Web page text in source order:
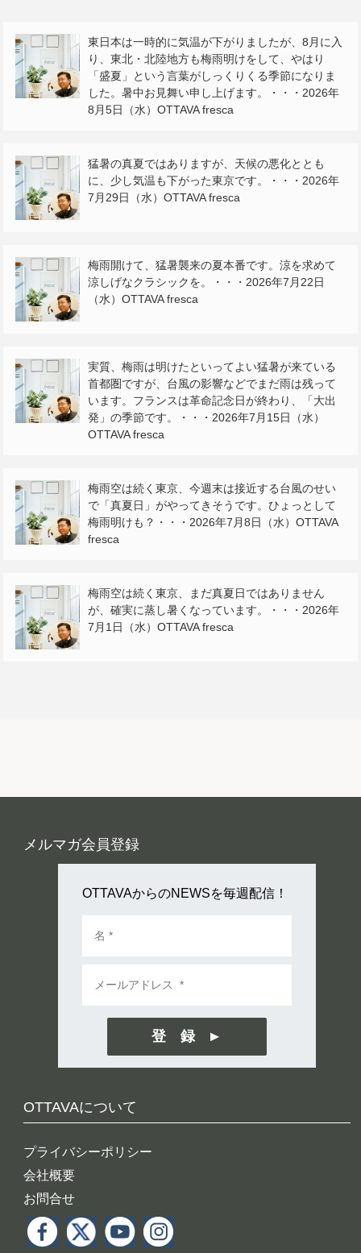
東日本は一時的に気温が下がりましたが、8月に入
り、東北・北陸地方も梅雨明けをして、やはり
「盛夏」という言葉がしっくりくる季節になりま
した。暑中お見舞い申し上げます。・・・2026年
8月5日（水）OTTAVA fresca
猛暑の真夏ではありますが、天候の悪化ととも
に、少し気温も下がった東京です。・・・2026年
7月29日（水）OTTAVA fresca
梅雨開けて、猛暑襲来の夏本番です。涼を求めて
涼しげなクラシックを。・・・2026年7月22日
（水）OTTAVA fresca
実質、梅雨は明けたといってよい猛暑が来ている
首都圏ですが、台風の影響などでまだ雨は残って
います。フランスは革命記念日が終わり、「大出
発」の季節です。・・・2026年7月15日（水）
OTTAVA fresca
梅雨空は続く東京、今週末は接近する台風のせい
で「真夏日」がやってきそうです。ひょっとして
梅雨明けも？・・・2026年7月8日（水）OTTAVA
fresca
梅雨空は続く東京、まだ真夏日ではありません
が、確実に蒸し暑くなっています。・・・2026年
7月1日（水）OTTAVA fresca
OTTAVAについて
プライバシーポリシー
会社概要
お問合せ
メルマガ会員登録
OTTAVAからのNEWSを毎週配信！
登 録